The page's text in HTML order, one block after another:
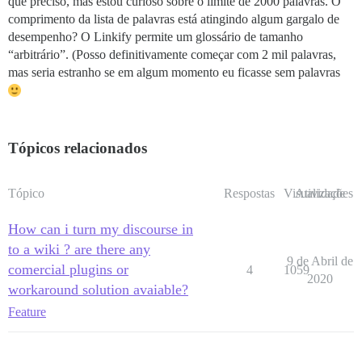
comprimento da lista de palavras está atingindo algum gargalo de
desempenho? O Linkify permite um glossário de tamanho
“arbitrário”. (Posso definitivamente começar com 2 mil palavras,
mas seria estranho se em algum momento eu ficasse sem palavras
Tópicos relacionados
Tópico Respostas Visualizações
Atividade
How can i turn my discourse in
to a wiki ? are there any
comercial plugins or
workaround solution avaiable?
Feature
4 1059
9 de Abril de
2020